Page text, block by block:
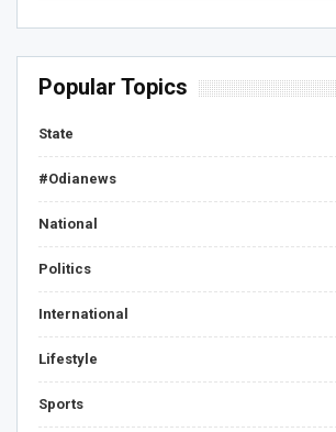
Popular Topics
State
#Odianews
National
Politics
International
Lifestyle
Sports